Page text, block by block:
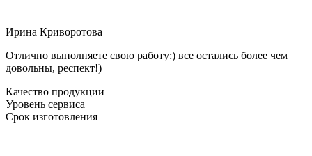
Ирина Криворотова
Отлично выполняете свою работу:) все остались более чем
довольны, респект!)
Качество продукции
Уровень сервиса
Срок изготовления